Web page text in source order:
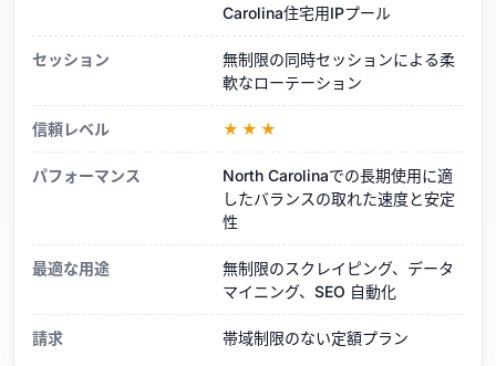
Carolina住宅用IPプール
セッション
無制限の同時セッションによる柔
軟なローテーション
信頼レベル ★★★
パフォーマンス
North Carolinaでの長期使用に適
したバランスの取れた速度と安定
性
最適な用途
無制限のスクレイピング、データ
マイニング、SEO 自動化
請求 帯域制限のない定額プラン